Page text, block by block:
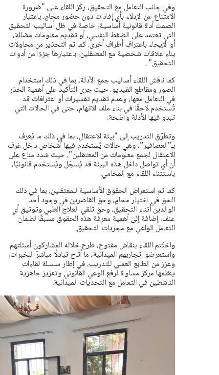
وفي جانب التعامل مع التحقيق، ركّز اللقاء على "ضرورة
الامتناع عن الإدلاء بأي إفادات دون حضور محامٍ، باعتبار
الصمت أداة قانونية أساسية، خاصة في ظل أساليب التحقيق
التي تعتمد على الضغط النفسي، أو تقديم معلومات مضللة،
أو الإيحاء باعتراف أطراف أخرى. كما تم التحذير من محاولات
بناء علاقات شخصية مع المعتقلين، باعتبارها جزءًا من أدوات
التحقيق" .
كما ناقش اللقاء أساليب جمع الأدلة، بما في ذلك استخدام
الصور ومقاطع الفيديو، حيث جرى التأكيد على أهمية الحذر
في التعامل معها، وعدم تقديم تفسيرات أو اعترافات قد
تُستخدم لاحقًا في بناء ملف الاتهام، حتى في الحالات التي
تبدو فيها الأدلة واضحة.
وتطرّق التدريب إلى "بيئة الاعتقال، بما في ذلك ما يُعرف
بـ”العصافير”، وهي حالات يُستخدم فيها أشخاص داخل غرف
الاعتقال لجمع معلومات من المعتقلين"، حيث شدد مناع على
أن أي تواصل داخل هذه البيئة قد يُسجّل ويُستخدم قانونيًا،
باستثناء اللقاء مع المحامي.
كما تم استعراض الحقوق الأساسية للمعتقلين، بما في ذلك
الحق في اختيار محامٍ، وحق القاصرين في وجود أحد
الوالدين أثناء التحقيق، وحق تلقي العلاج الطبي وتوثيق أي
عنف، إضافة إلى أهمية معرفة هذه الحقوق مسبقًا لضمان
التعامل الواعي مع مجريات التحقيق.
واختُتم اللقاء بنقاش مفتوح، طرح خلاله المشاركون أسئلتهم
واستعرضوا تجاربهم الميدانية، ما أتاح تبادلًا مباشرًا للخبرات،
وعزز من الطابع العملي للتدريب، في إطار سلسلة لقاءات
ينظمها مركز مساواة لرفع الوعي القانوني وتعزيز جاهزية
الناشطين في التعامل مع التحديات الميدانية.